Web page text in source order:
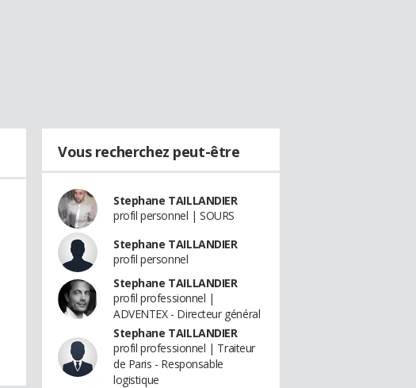
Vous recherchez peut-être
Stephane TAILLANDIER
profil personnel | SOURS
Stephane TAILLANDIER
profil personnel
Stephane TAILLANDIER
profil professionnel |
ADVENTEX - Directeur général
Stephane TAILLANDIER
profil professionnel | Traiteur
de Paris - Responsable
logistique